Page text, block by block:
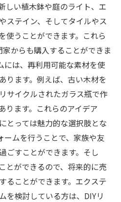
しい植木鉢や庭のライト、エ
ステイン、そしてタイルやス
使うことができます。これら
からも購入することができま
には、再利用可能な素材を使
ります。例えば、古い木材を
サイクルされたガラス瓶で作
ります。これらのアイデア
とっては魅力的な選択肢とな
ームを行うことで、家族や友
ごすことができます。そし
とができるので、将来的に売
ることができます。エクステ
を検討している方は、DIYリ